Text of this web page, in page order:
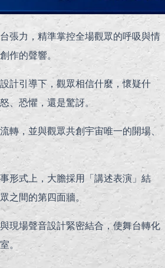
張力，精準掌控全場觀眾的呼吸與情
作的聲響。
計引導下，觀眾相信什麼，懷疑什
、恐懼，還是驚訝。
轉，並與觀眾共創宇宙唯一的開場、
形式上，大膽採用「講述表演」結
之間的第四面牆。
現場聲音設計緊密結合，使舞台轉化
。